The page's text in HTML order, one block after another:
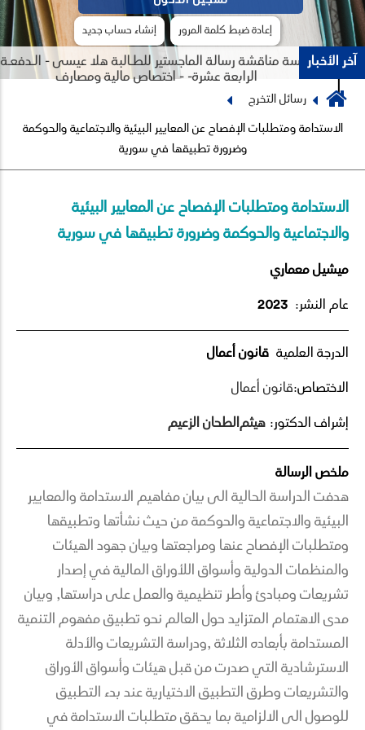
إنشاء حساب جديد إعادة ضبط كلمة المرور
آخر الأخبارجلسة مناقشة رسالة الماجستير للطـالبة هلا عيسى - الـدفعـة
الرابعة عشرة- - اختصاص مالية ومصارف
Previous
Next
Breadcrumb
رسائل التخرج
الاستدامة ومتطلبات الإفصاح عن المعايير البيئية والاجتماعية والحوكمة
وضرورة تطبيقها في سورية
الاستدامة ومتطلبات الإفصاح عن المعايير البيئية
والاجتماعية والحوكمة وضرورة تطبيقها في سورية
ميشيل معماري
عام النشر:
الدرجة العلمية قانون أعمال
الاختصاص:قانون أعمال
إشراف الدكتور: هيثمالطحان الزعيم
ملخص الرسالة
هدفت الدراسة الحالية الى بيان مفاهيم الاستدامة والمعايير
البيئية والاجتماعية والحوكمة من حيث نشأتها وتطبيقها
ومتطلبات الإفصاح عنها ومراجعتها وبيان جهود الهيئات
والمنظمات الدولية وأسواق اللأوراق المالية في إصدار
تشريعات ومبادئ وأطر تنظيمية والعمل على دراستها, وبيان
مدى الاهتمام المتزايد حول العالم نحو تطبيق مفهوم التنمية
المستدامة بأبعاده الثلاثة ,ودراسة التشريعات والأدلة
الاسترشادية التي صدرت من قبل هيئات وأسواق الأوراق
والتشريعات وطرق التطبيق الاختيارية عند بدء التطبيق
للوصول الى الالزامية بما يحقق متطلبات الاستدامة في